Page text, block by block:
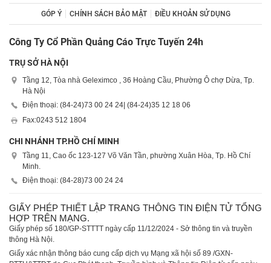
GÓP Ý CHÍNH SÁCH BẢO MẬT ĐIỀU KHOẢN SỬ DỤNG
Công Ty Cổ Phần Quảng Cáo Trực Tuyến 24h
TRỤ SỞ HÀ NỘI
Tầng 12, Tòa nhà Geleximco , 36 Hoàng Cầu, Phường Ô chợ Dừa, Tp.
Hà Nội
Điện thoại: (84-24)73 00 24 24| (84-24)35 12 18 06
Fax:0243 512 1804
CHI NHÁNH TP.HỒ CHÍ MINH
Tầng 11, Cao ốc 123-127 Võ Văn Tần, phường Xuân Hòa, Tp. Hồ Chí
Minh.
Điện thoại: (84-28)73 00 24 24
GIẤY PHÉP THIẾT LẬP TRANG THÔNG TIN ĐIỆN TỬ TỔNG
HỢP TRÊN MẠNG.
Giấy phép số 180/GP-STTTT ngày cấp 11/12/2024 - Sở thông tin và truyền
thông Hà Nội.
Giấy xác nhận thông báo cung cấp dịch vụ Mạng xã hội số 89 /GXN-